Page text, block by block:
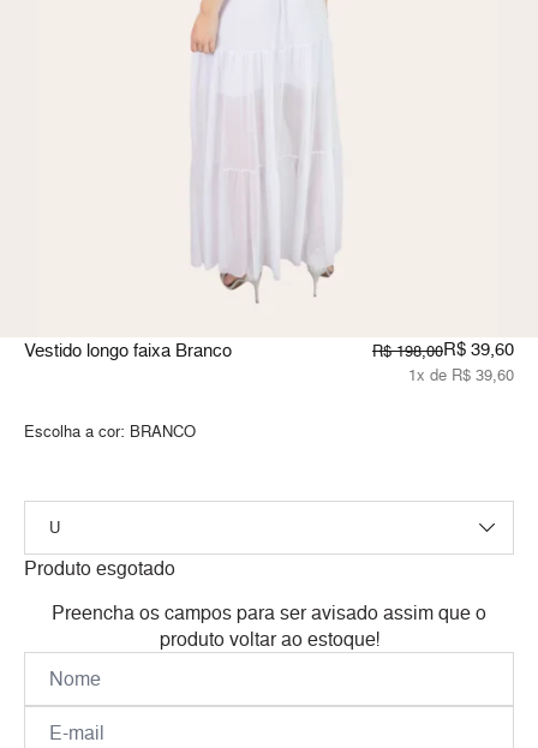
Vestido longo faixa Branco R$ 198,00R$ 39,60
1x de R$ 39,60
Escolha a cor: BRANCO
Produto esgotado
Preencha os campos para ser avisado assim que o
produto voltar ao estoque!